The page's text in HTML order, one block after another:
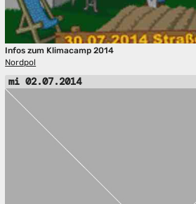
Infos zum Klimacamp 2014
Nordpol
mi 02.07.2014